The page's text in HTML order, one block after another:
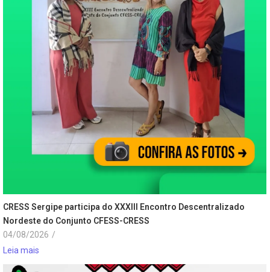
CRESS Sergipe participa do XXXIII Encontro Descentralizado
Nordeste do Conjunto CFESS-CRESS
04/08/2026 /
Leia mais